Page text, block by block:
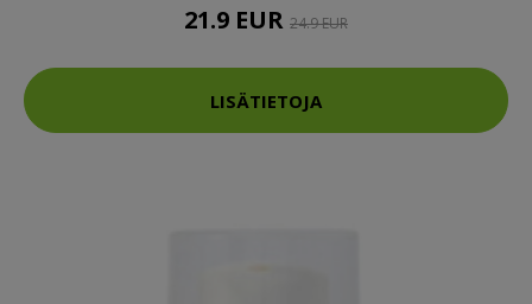
21.9 EUR 24.9 EUR
LISÄTIETOJA